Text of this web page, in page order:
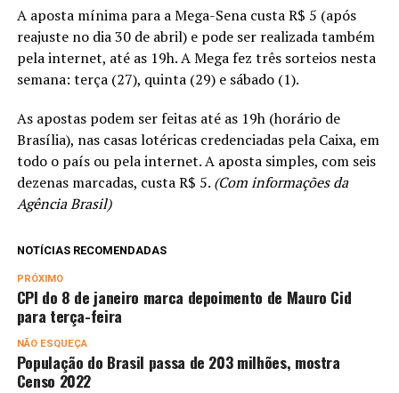
A aposta mínima para a Mega-Sena custa R$ 5 (após
reajuste no dia 30 de abril) e pode ser realizada também
pela internet, até as 19h. A Mega fez três sorteios nesta
semana: terça (27), quinta (29) e sábado (1).
As apostas podem ser feitas até as 19h (horário de
Brasília), nas casas lotéricas credenciadas pela Caixa, em
todo o país ou pela internet. A aposta simples, com seis
dezenas marcadas, custa R$ 5. (Com informações da
Agência Brasil)
NOTÍCIAS RECOMENDADAS
PRÓXIMO
CPI do 8 de janeiro marca depoimento de Mauro Cid
para terça-feira
NÃO ESQUEÇA
População do Brasil passa de 203 milhões, mostra
Censo 2022